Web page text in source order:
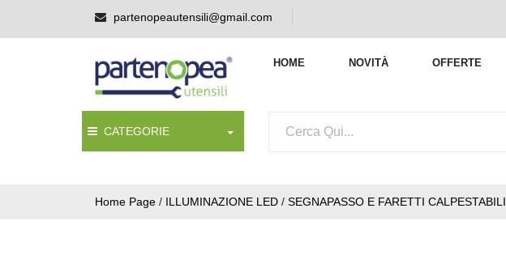
partenopeautensili@gmail.com
HOME NOVITÀ OFFERTE
CATEGORIE
Home Page / ILLUMINAZIONE LED / SEGNAPASSO E FARETTI CALPESTABILI